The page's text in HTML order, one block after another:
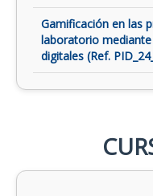
Gamificación en las
laboratorio mediante
digitales (Ref.